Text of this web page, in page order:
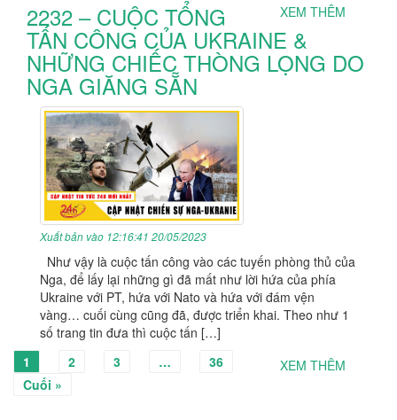
XEM THÊM
2232 – CUỘC TỔNG
TẤN CÔNG CỦA UKRAINE &
NHỮNG CHIẾC THÒNG LỌNG DO
NGA GIĂNG SẴN
Xuất bản vào 12:16:41 20/05/2023
Như vậy là cuộc tấn công vào các tuyến phòng thủ của
Nga, để lấy lại những gì đã mất như lời hứa của phía
Ukraine với PT, hứa với Nato và hứa với đám vện
vàng… cuối cùng cũng đã, được triển khai. Theo như 1
số trang tin đưa thì cuộc tấn […]
XEM THÊM
1 2 3 …
36
Cuối »